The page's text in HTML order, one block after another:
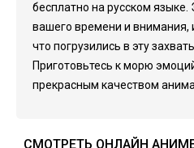
бесплатно на русском языке.
вашего времени и внимания,
что погрузились в эту
Приготовьтесь к морю
прекрасным качеством
СМОТРЕТЬ ОНЛАЙН